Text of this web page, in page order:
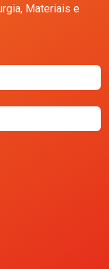
Materiais e